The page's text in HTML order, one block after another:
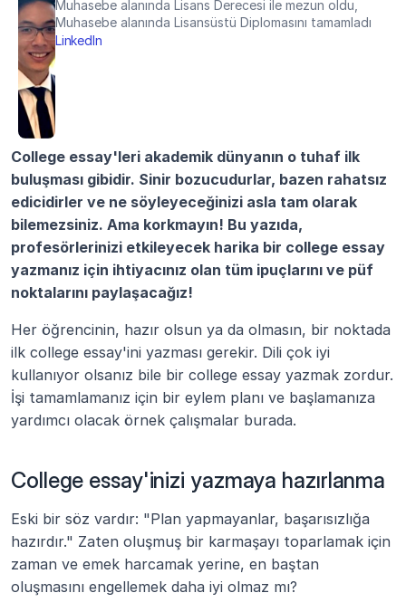
Muhasebe alanında Lisans Derecesi ile mezun oldu,
Muhasebe alanında Lisansüstü Diplomasını tamamladı
LinkedIn
College essay'leri akademik dünyanın o tuhaf ilk
buluşması gibidir. Sinir bozucudurlar, bazen rahatsız
edicidirler ve ne söyleyeceğinizi asla tam olarak
bilemezsiniz. Ama korkmayın! Bu yazıda,
profesörlerinizi etkileyecek harika bir college essay
yazmanız için ihtiyacınız olan tüm ipuçlarını ve püf
noktalarını paylaşacağız!
Her öğrencinin, hazır olsun ya da olmasın, bir noktada
ilk college essay'ini yazması gerekir. Dili çok iyi
kullanıyor olsanız bile bir college essay yazmak zordur.
İşi tamamlamanız için bir eylem planı ve başlamanıza
yardımcı olacak örnek çalışmalar burada.
College essay'inizi yazmaya hazırlanma
Eski bir söz vardır: "Plan yapmayanlar, başarısızlığa
hazırdır." Zaten oluşmuş bir karmaşayı toparlamak için
zaman ve emek harcamak yerine, en baştan
oluşmasını engellemek daha iyi olmaz mı?